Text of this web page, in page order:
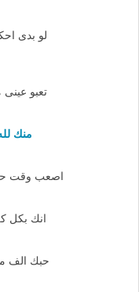
لو بدى
تعبو
منك
اصعب وقت
انك بكل
حبك الف